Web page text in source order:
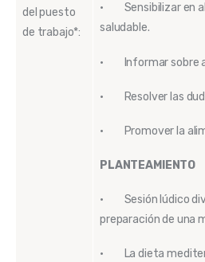
del puesto
de trabajo*:
• Sensibilizar en
saludable.
• Informar sobre
• Resolver las
• Promover la
PLANTEAMIENTO
• Sesión lúdico
preparación de una
• La dieta